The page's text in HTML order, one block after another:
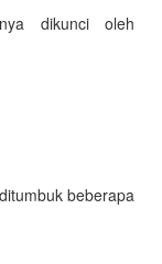
dikunci oleh
beberapa